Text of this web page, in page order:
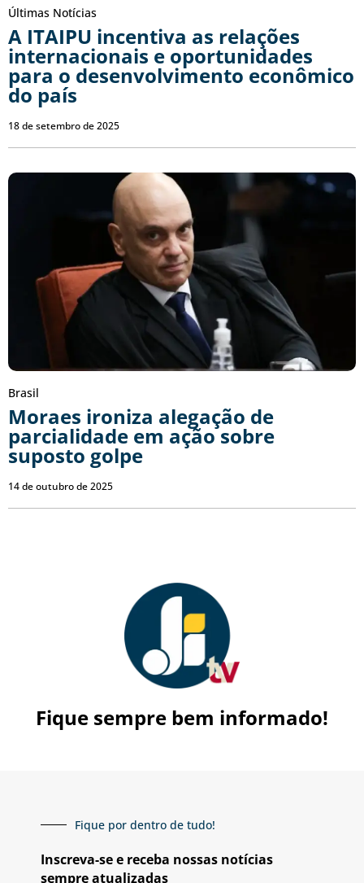
Últimas Notícias
A ITAIPU incentiva as relações
internacionais e oportunidades
para o desenvolvimento econômico
do país
18 de setembro de 2025
Brasil
Moraes ironiza alegação de
parcialidade em ação sobre
suposto golpe
14 de outubro de 2025
Fique sempre bem informado!
Fique por dentro de tudo!
Inscreva-se e receba nossas notícias
sempre atualizadas